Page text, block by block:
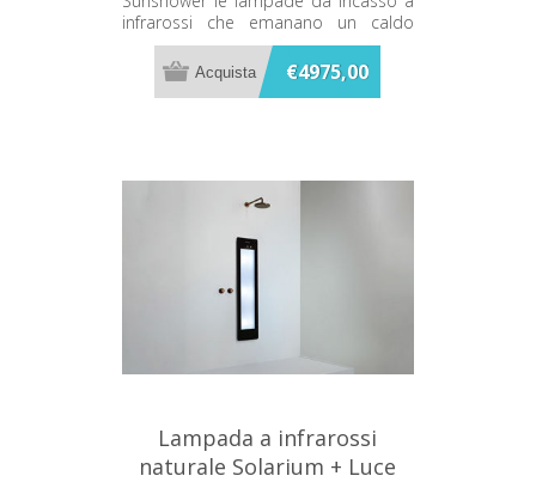
L0600-L0102
infrarossi che emanano un caldo
terapeutico mentre ti fai la doccia
€4975,00
Lampada a infrarossi
naturale Solarium + Luce